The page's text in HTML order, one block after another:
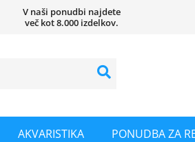
V naši ponudbi najdete
več kot 8.000 izdelkov.
AKVARISTIKA PONUDBA ZA